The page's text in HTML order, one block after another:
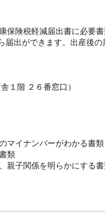
保険税軽減届出書に必要
ができます。出産後の
階 ２６番窓口）
イナンバーがわかる書類
類
親子関係を明らかにする書